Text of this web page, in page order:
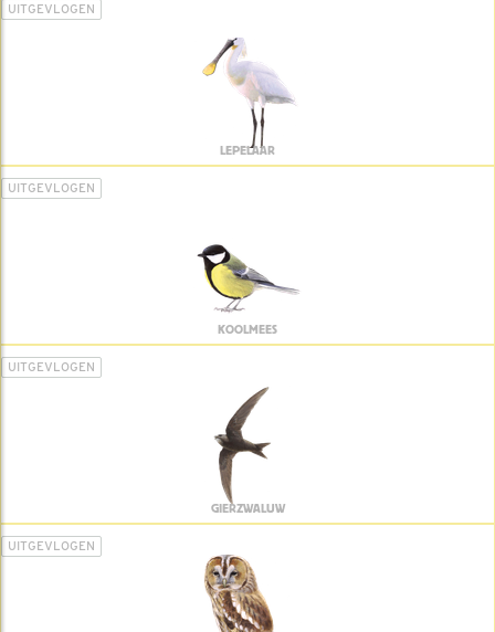
UITGEVLOGEN
LEPELAAR
UITGEVLOGEN
KOOLMEES
UITGEVLOGEN
GIERZWALUW
UITGEVLOGEN